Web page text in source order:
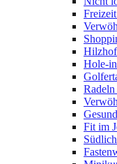
Hole-
Fit im